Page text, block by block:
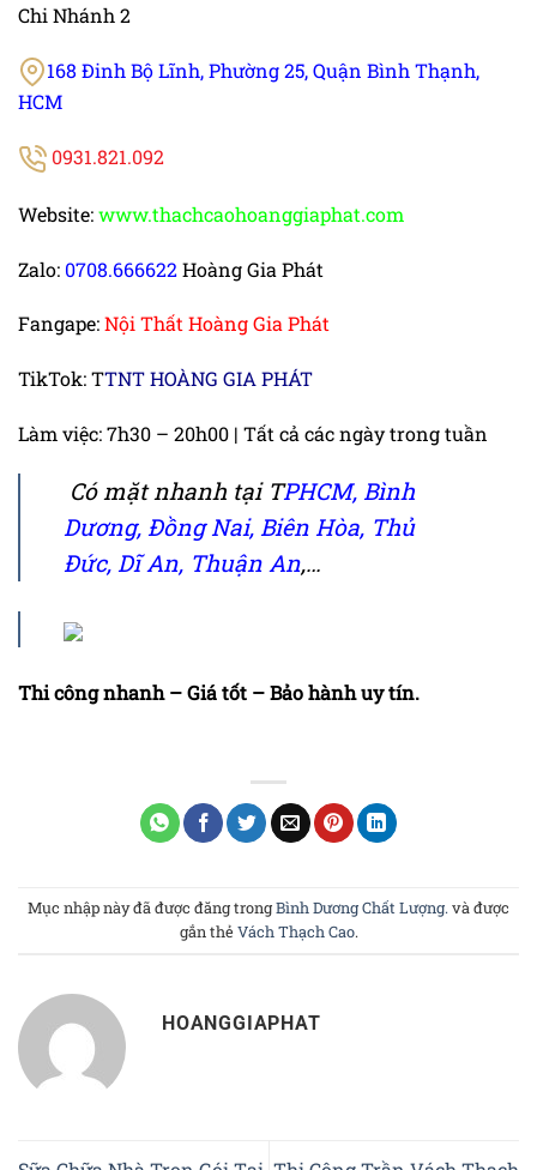
Chi Nhánh 2
168 Đinh Bộ Lĩnh, Phường 25, Quận Bình Thạnh,
HCM
0931.821.092
Website:www.thachcaohoanggiaphat.com
Zalo: 0708.666622Hoàng Gia Phát
Fangape:Nội Thất Hoàng Gia Phát
TikTok:TTNT HOÀNG GIA PHÁT
Làm việc: 7h30 – 20h00 | Tất cả các ngày trong tuần
Có mặt nhanh tại TPHCM, Bình
Dương, Đồng Nai, Biên Hòa, Thủ
Đức, Dĩ An, Thuận An,…
Thi công nhanh – Giá tốt – Bảo hành uy tín.
Mục nhập này đã được đăng trongBình Dương Chất Lượng. và được
gắn thẻ Vách Thạch Cao.
HOANGGIAPHAT